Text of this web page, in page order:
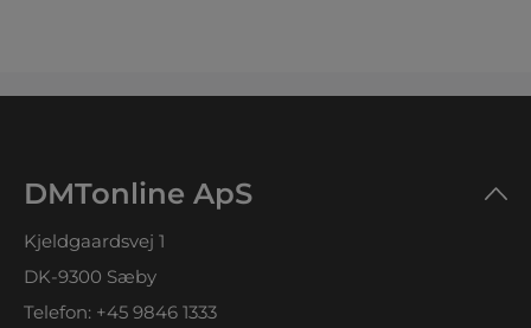
DMTonline ApS
Kjeldgaardsvej 1
DK-9300 Sæby
Telefon: +45 9846 1333